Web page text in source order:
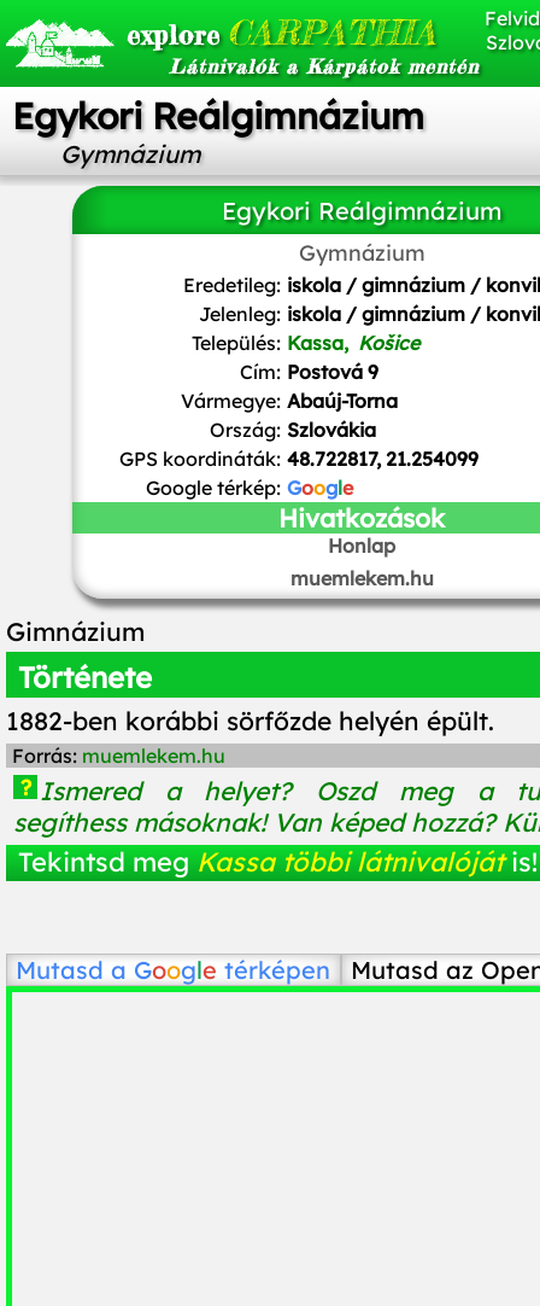
explore CARPATHIA
Látnivalók a Kárpátok mentén
Egykori Reálgimnázium
Gymnázium
Egykori Reálgimnázium
Gymnázium
Ladislav Luppa/CC BY-SA
Eredetileg: iskola / gimnázium /
Jelenleg: iskola / gimnázium /
Település: Kassa, Košice
Cím: Postová 9
Vármegye: Abaúj-Torna
Ország: Szlovákia
GPS koordináták: 48.722817, 21.254099
Google térkép: Google
Hivatkozások
Honlap
muemlekem.hu
Gimnázium
Története
1882-ben korábbi sörfőzde helyén épült.
Forrás: muemlekem.hu
? Ismered a helyet? Oszd meg a
segíthess másoknak! Van képed hozzá?
Tekintsd meg Kassa többi látnivalóját is!
Mutasd a Google térképen Mutasd az